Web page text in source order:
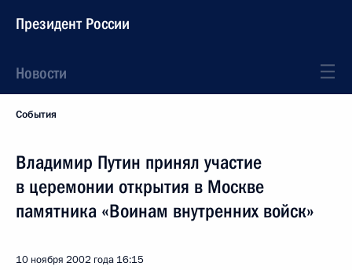
Президент России
Новости
События
Владимир Путин принял участие
в церемонии открытия в Москве
памятника «Воинам внутренних войск»
10 ноября 2002 года 16:15